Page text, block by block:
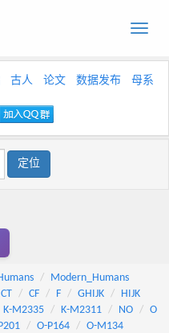
Toggle
古人 论文 数据发布
母系
Modern_Humans
CT CF F GHIJK
HIJK
K-M2335 K-M2311 NO
O
O-P164
O-M134